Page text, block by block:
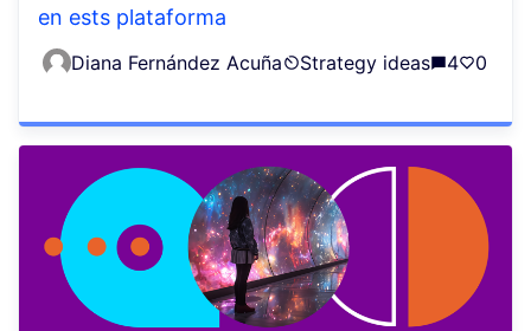
en ests plataforma
Diana Fernández Acuña Strategy ideas 4 0